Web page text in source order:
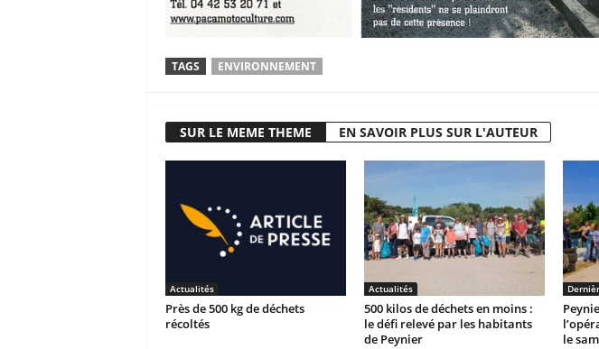
TAGS ENVIRONNEMENT
SUR LE MEME THEME EN SAVOIR PLUS SUR L'AUTEUR
Actualités
Près de 500 kg de déchets
récoltés
Actualités
500 kilos de déchets en moins :
le défi relevé par les habitants
de Peynier
le